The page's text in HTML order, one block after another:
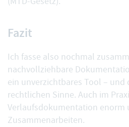
Fazit
Ich fasse also nochmal
nachvollziehbare
ein unverzichtbares Tool – und
rechtlichen Sinne. Auch im
Verlaufsdokumentation enorm
Zusammenarbeiten.